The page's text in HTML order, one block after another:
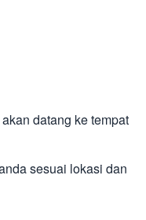
datang ke tempat
sesuai lokasi dan